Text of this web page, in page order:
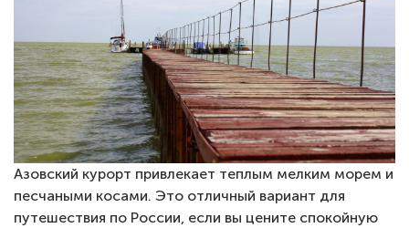
Азовский курорт привлекает теплым мелким морем и
песчаными косами. Это отличный вариант для
путешествия по России, если вы цените спокойную